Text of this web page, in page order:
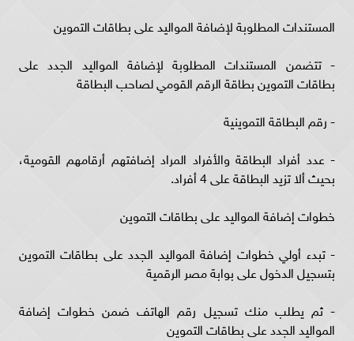
المستندات المطلوبة لإضافة المواليد على بطاقات التموين
- تتضمن المستندات المطلوبة لإضافة المواليد الجدد على
بطاقات التموين بطاقة الرقم القومي لصاحب البطاقة
- رقم البطاقة التموينية
- عدد أفراد البطاقة والأفراد المراد إضافتهم أرقامهم القومية،
بحيث ألا تزيد البطاقة على 4 أفراد.
خطوات إضافة المواليد على بطاقات التموين
- تبدء أولي خطوات إضافة المواليد الجدد على بطاقات التموين
بتسجيل الدخول على بوابة مصر الرقمية
- ثم يطلب منك تسجيل رقم الهاتف ضمن خطوات إضافة
المواليد الجدد على بطاقات التموين